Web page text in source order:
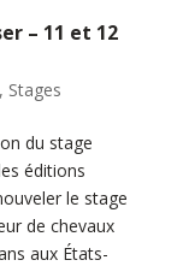
– 11 et 12
, Stages
du stage
éditions
le stage
de chevaux
aux États-